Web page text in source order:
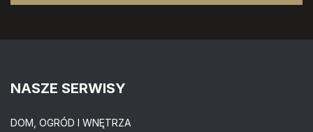
NASZE SERWISY
DOM, OGRÓD I WNĘTRZA